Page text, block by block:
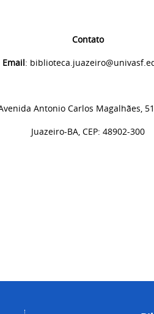
Contato
Email:
Antonio Carlos Magalhães,
Juazeiro-BA, CEP: 48902-300